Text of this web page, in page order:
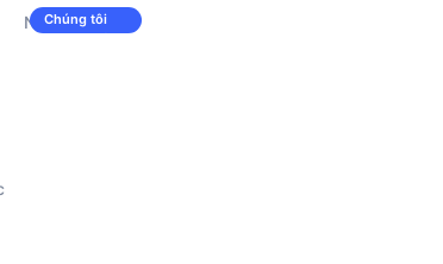
Nghề nghiệp
Chúng tôi
đang tuyển